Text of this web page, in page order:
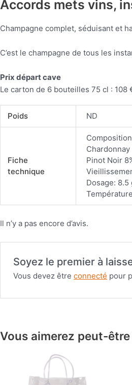
Accords mets vins,
Champagne complet, séduisant et
C’est le champagne de tous les
Prix départ cave
Le carton de 6 bouteilles 75 cl : 108
Poids ND
Fiche
technique
Chardonnay
Pinot Noir
Dosage:
Il n’y a pas encore d’avis.
Soyez le premier à
Vous devez êtreconnecté pour
Vous aimerez peut-